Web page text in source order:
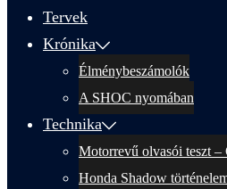
Tervek
Krónika
Élménybeszámolók
A SHOC nyomában
Technika
Motorrevű olvasói teszt –
Honda Shadow